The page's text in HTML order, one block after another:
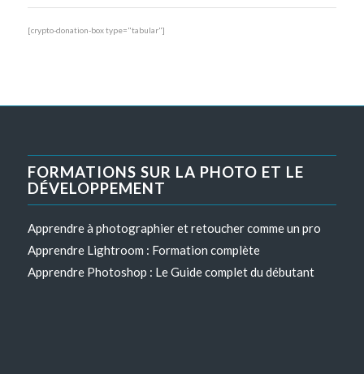
[crypto-donation-box type="tabular"]
FORMATIONS SUR LA PHOTO ET LE
DÉVELOPPEMENT
Apprendre à photographier et retoucher comme un pro
Apprendre Lightroom : Formation complète
Apprendre Photoshop : Le Guide complet du débutant